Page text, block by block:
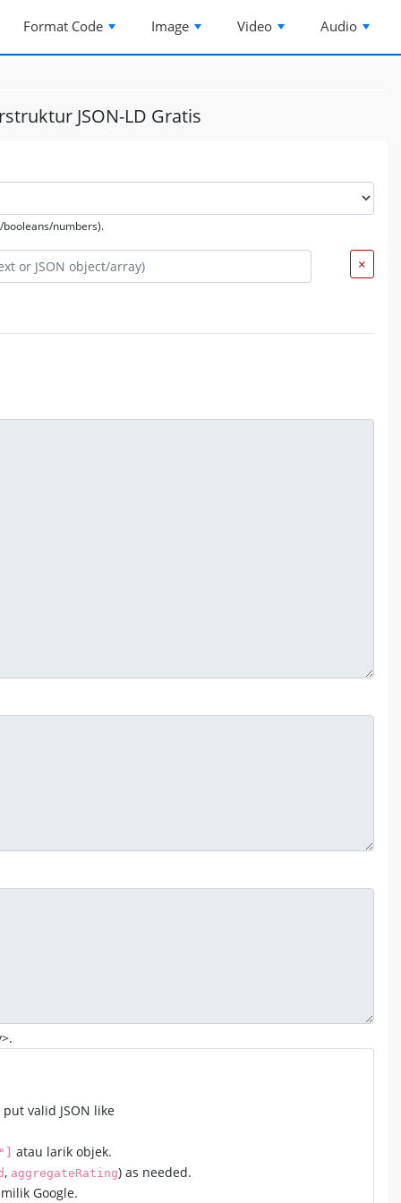
Format Code Image Video Audio
JSON-LD Gratis
booleans/numbers).
×
put valid JSON like
atau larik objek.
, aggregateRating) as needed.
Google.